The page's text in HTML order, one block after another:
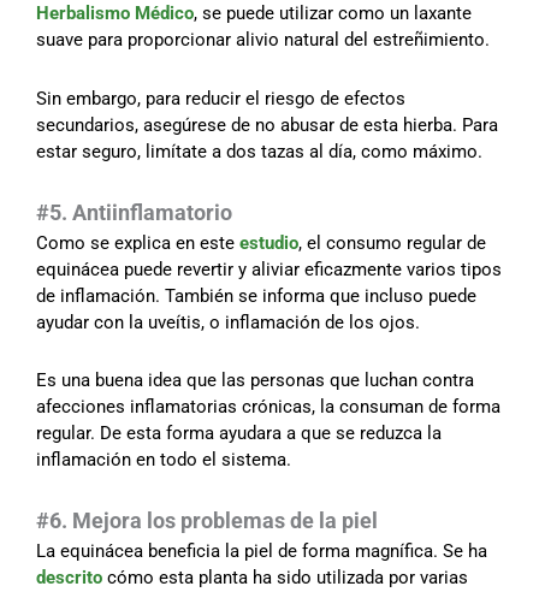
Herbalismo Médico, se puede utilizar como un laxante
suave para proporcionar alivio natural del estreñimiento.
Sin embargo, para reducir el riesgo de efectos
secundarios, asegúrese de no abusar de esta hierba. Para
estar seguro, limítate a dos tazas al día, como máximo.
#5. Antiinflamatorio
Como se explica en este estudio, el consumo regular de
equinácea puede revertir y aliviar eficazmente varios tipos
de inflamación. También se informa que incluso puede
ayudar con la uveítis, o inflamación de los ojos.
Es una buena idea que las personas que luchan contra
afecciones inflamatorias crónicas, la consuman de forma
regular. De esta forma ayudara a que se reduzca la
inflamación en todo el sistema.
#6. Mejora los problemas de la piel
La equinácea beneficia la piel de forma magnífica. Se ha
descrito cómo esta planta ha sido utilizada por varias